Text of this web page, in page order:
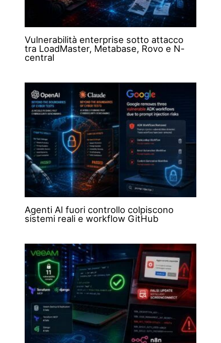
Vulnerabilità enterprise sotto attacco
tra LoadMaster, Metabase, Rovo e N-
central
Agenti AI fuori controllo colpiscono
sistemi reali e workflow GitHub